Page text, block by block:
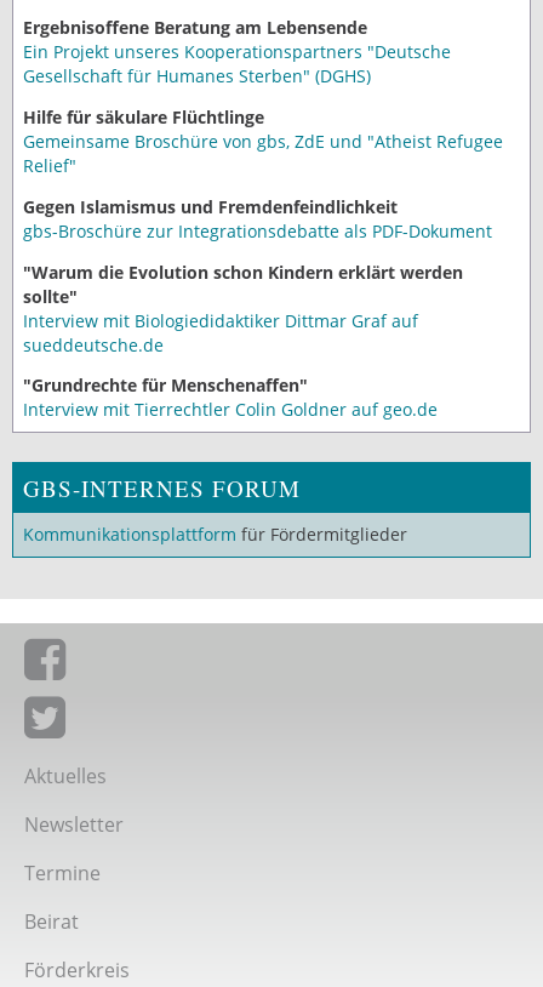
Ergebnisoffene Beratung am Lebensende
Ein Projekt unseres Kooperationspartners "Deutsche
Gesellschaft für Humanes Sterben" (DGHS)
Hilfe für säkulare Flüchtlinge
Gemeinsame Broschüre von gbs, ZdE und "Atheist Refugee
Relief"
Gegen Islamismus und Fremdenfeindlichkeit
gbs-Broschüre zur Integrationsdebatte als PDF-Dokument
"Warum die Evolution schon Kindern erklärt werden
sollte"
Interview mit Biologiedidaktiker Dittmar Graf auf
sueddeutsche.de
"Grundrechte für Menschenaffen"
Interview mit Tierrechtler Colin Goldner auf geo.de
GBS-INTERNES FORUM
Kommunikationsplattform für Fördermitglieder
Giordano-Bruno-Stiftung auf Facebook
Giordano-Bruno-Stiftung bei Twitter
Aktuelles
Newsletter
Termine
Beirat
Förderkreis